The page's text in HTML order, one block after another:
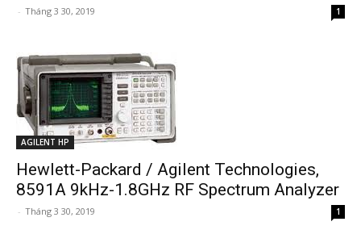
- Tháng 3 30, 2019 1
AGILENT HP
Hewlett-Packard / Agilent Technologies,
8591A 9kHz-1.8GHz RF Spectrum Analyzer
- Tháng 3 30, 2019 1